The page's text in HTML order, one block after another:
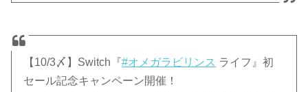
【10/3〆】Switch『#オメガラビリンス ライフ』初
セール記念キャンペーン開催！